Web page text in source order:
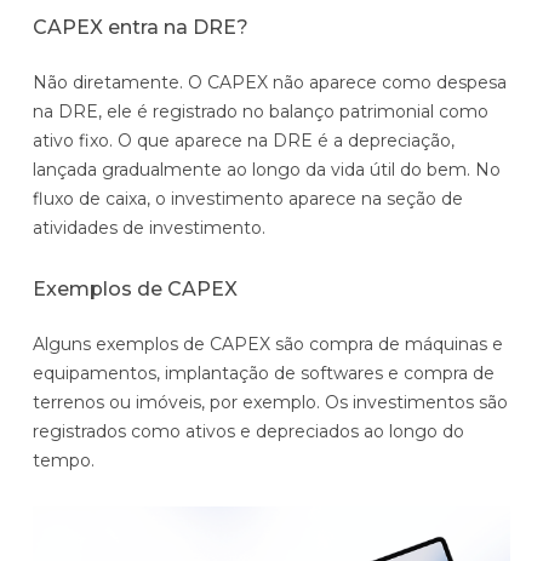
CAPEX entra na DRE?
Não diretamente. O CAPEX não aparece como despesa
na DRE, ele é registrado no balanço patrimonial como
ativo fixo. O que aparece na DRE é a depreciação,
lançada gradualmente ao longo da vida útil do bem. No
fluxo de caixa, o investimento aparece na seção de
atividades de investimento.
Exemplos de CAPEX
Alguns exemplos de CAPEX são compra de máquinas e
equipamentos, implantação de softwares e compra de
terrenos ou imóveis, por exemplo. Os investimentos são
registrados como ativos e depreciados ao longo do
tempo.